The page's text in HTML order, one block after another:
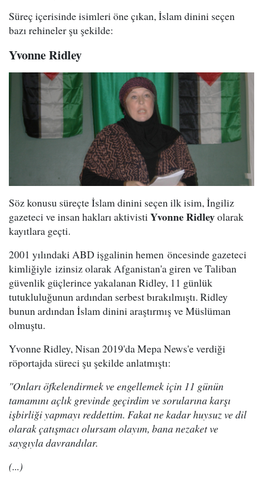
Süreç içerisinde isimleri öne çıkan, İslam dinini seçen
bazı rehineler şu şekilde:
Yvonne Ridley
Söz konusu süreçte İslam dinini seçen ilk isim, İngiliz
gazeteci ve insan hakları aktivistiYvonne Ridleyolarak
kayıtlara geçti.
2001 yılındaki ABD işgalinin hemen öncesinde gazeteci
kimliğiyle izinsiz olarak Afganistan'a giren ve Taliban
güvenlik güçlerince yakalanan Ridley, 11 günlük
tutukluluğunun ardından serbest bırakılmıştı. Ridley
bunun ardından İslam dinini araştırmış ve Müslüman
olmuştu.
Yvonne Ridley, Nisan 2019'da Mepa News'e verdiği
röportajda süreci şu şekilde anlatmıştı:
"Onları öfkelendirmek ve engellemek için 11 günün
tamamını açlık grevinde geçirdim ve sorularına karşı
işbirliği yapmayı reddettim. Fakat ne kadar huysuz ve dil
olarak çatışmacı olursam olayım, bana nezaket ve
saygıyla davrandılar.
(...)